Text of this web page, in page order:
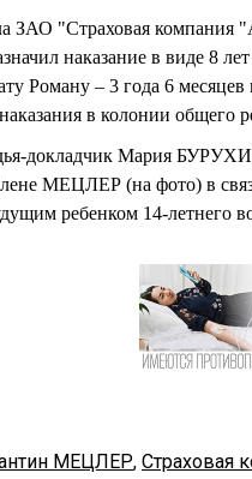
ЗАО "Страховая компания
наказание в виде 8
Роману – 3 года 6
в колонии общего
докладчик Мария
МЕЦЛЕР (на фото) в
ребенком 14-летнего
МЕЦЛЕР, Страховая